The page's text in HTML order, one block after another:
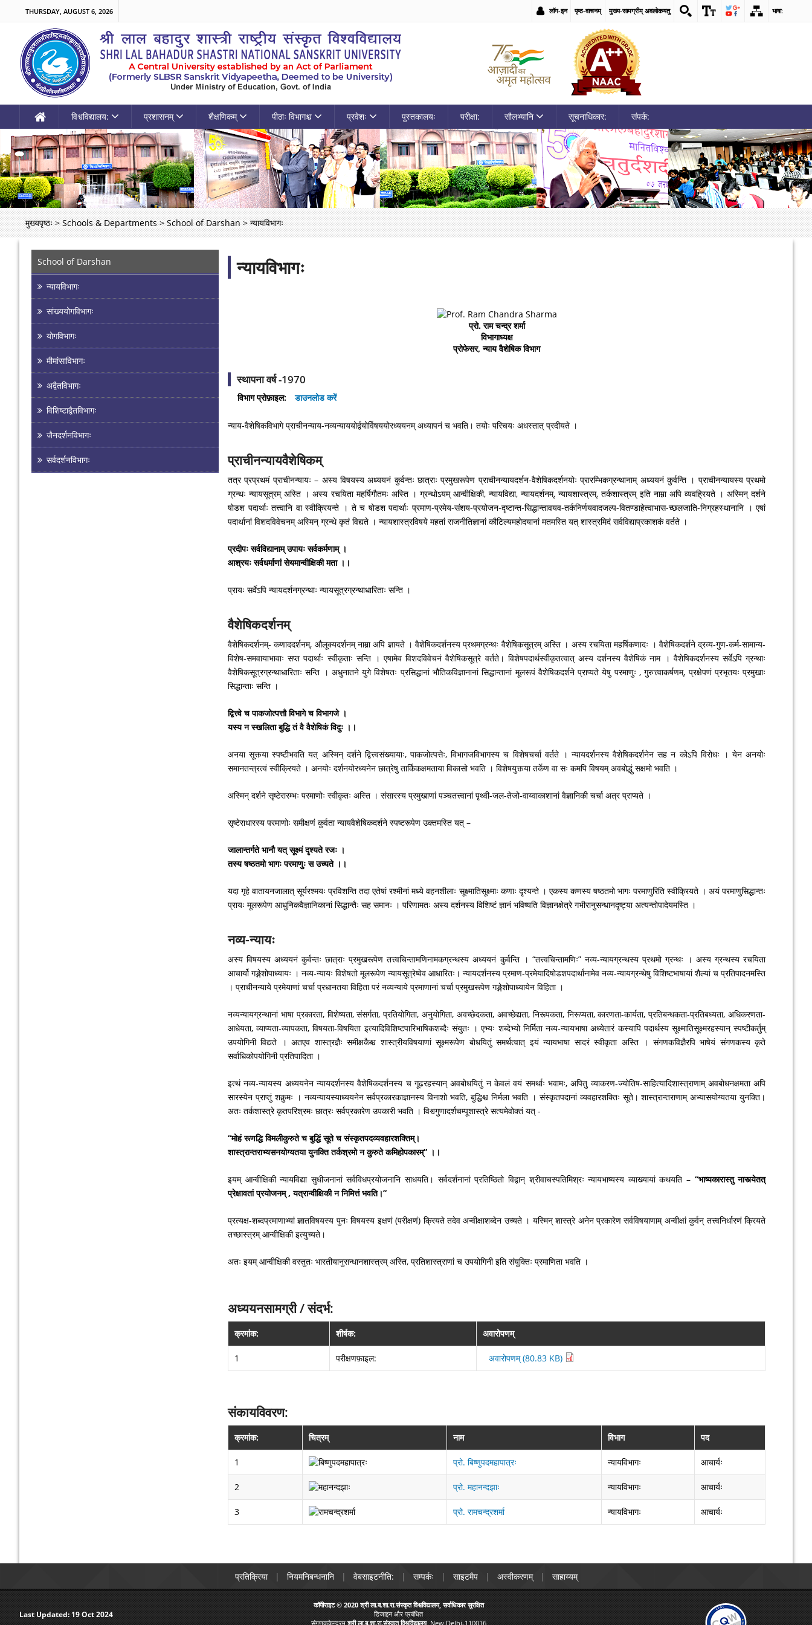
THURSDAY, AUGUST 6, 2026 लॉग-इन पृष्ठ-वाचनम् मुख्य-सामग्रीम् अवलोकयतु भाषा:
विश्वविद्यालय: प्रशासनम् शैक्षणिकम् पीठाः विभागश्च प्रवेशः पुस्तकालयः परीक्षा: सौलभ्यानि सूचनाधिकार: संपर्क:
मुख्यपृष्ठः > Schools & Departments > School of Darshan > न्यायविभागः
School of Darshan
न्यायविभागः
सांख्ययोगविभागः
योगविभागः
मीमांसाविभागः
अद्वैतविभागः
विशिष्टाद्वैतविभागः
जैनदर्शनविभागः
सर्वदर्शनविभागः
न्यायविभागः
प्रो. राम चन्द्र शर्मा
विभागाध्यक्ष
प्रोफेसर, न्याय वैशेषिक विभाग
स्थापना वर्ष -1970
विभाग प्रोफ़ाइल: डाउनलोड करें
न्याय-वैशेषिकविभागे प्राचीनन्याय-नव्यन्याययोर्द्वयोर्विषययोरध्ययनम् अध्यापनं च भवति। तयोः परिचयः अधस्तात् प्रदीयते ।
प्राचीनन्यायवैशेषिकम्
तत्र प्रप्रथमं प्राचीनन्यायः – अस्य विषयस्य अध्ययनं कुर्वन्तः छात्राः प्रमुखरूपेण प्राचीनन्यायदर्शन-वैशेषिकदर्शनयोः प्रारम्भिकग्रन्थानाम् अध्ययनं कुर्वन्ति । प्राचीनन्यायस्य प्रथमो
ग्रन्थः न्यायसूत्रम् अस्ति । अस्य रचयिता महर्षिगौतमः अस्ति । ग्रन्थोऽयम् आन्वीक्षिकी, न्यायविद्या, न्यायदर्शनम्, न्यायशास्त्रम्, तर्कशास्त्रम् इति नाम्ना अपि व्यवह्रियते । अस्मिन् दर्शने
षोडश पदार्थाः तत्त्वानि वा स्वीक्रियन्ते । ते च षोडश पदार्थाः प्रमाण-प्रमेय-संशय-प्रयोजन-दृष्टान्त-सिद्धान्तावयव-तर्कनिर्णयवादजल्प-वितण्डाहेत्वाभास-च्छलजाति-निग्रहस्थानानि । एषां
पदार्थानां विशदविवेचनम् अस्मिन् ग्रन्थे कृतं विद्यते । न्यायशास्त्रविषये महतां राजनीतिज्ञानां कौटिल्यमहोदयानां मतमस्ति यत् शास्त्रमिदं सर्वविद्याप्रकाशकं वर्तते ।
प्रदीपः सर्वविद्यानाम् उपायः सर्वकर्मणाम् ।
आश्रयः सर्वधर्माणां सेयमान्वीक्षिकी मता ।।
प्रायः सर्वेऽपि न्यायदर्शनग्रन्थाः न्यायसूत्रग्रन्थाधारिताः सन्ति ।
वैशेषिकदर्शनम्
वैशेषिकदर्शनम्- कणाददर्शनम्, औलूक्यदर्शनम् नाम्ना अपि ज्ञायते । वैशेषिकदर्शनस्य प्रथमग्रन्थः वैशेषिकसूत्रम् अस्ति । अस्य रचयिता महर्षिकणादः । वैशेषिकदर्शने द्रव्य-गुण-कर्म-सामान्य-
विशेष-समवायाभावाः सप्त पदार्थाः स्वीकृताः सन्ति । एषामेव विशदविवेचनं वैशेषिकसूत्रे वर्तते। विशेषपदार्थस्वीकृतत्वात् अस्य दर्शनस्य वैशेषिकं नाम । वैशेषिकदर्शनस्य सर्वेऽपि ग्रन्थाः
वैशेषिकसूत्रग्रन्थाधारिताः सन्ति । अधुनातने युगे विशेषतः प्रसिद्धानां भौतिकविज्ञानानां सिद्धान्तानां मूलरूपं वैशेषिकदर्शने प्राप्यते येषु परमाणुः , गुरुत्त्वाकर्षणम्, प्रक्षेपणं प्रभृतयः प्रमुखाः
सिद्धान्ताः सन्ति ।
द्वित्त्वे च पाकजोत्पत्तौ विभागे च विभागजे ।
यस्य न स्खलिता बुद्धि तं वै वैशेषिकं विदुः ।।
अनया सूक्त्या स्पष्टीभवति यत् अस्मिन् दर्शने द्वित्त्वसंख्यायाः, पाकजोत्पत्तेः, विभागजविभागस्य च विशेषचर्चा वर्तते । न्यायदर्शनस्य वैशेषिकदर्शनेन सह न कोऽपि विरोधः । येन अनयोः
समानतन्त्रत्वं स्वीक्रियते । अनयोः दर्शनयोरध्यनेन छात्रेषु तार्किकक्षमताया विकासो भवति । विशेषयुक्त्या तर्केण वा सः कमपि विषयम् अवबोद्धुं सक्षमो भवति ।
अस्मिन् दर्शने सृष्टेरारम्भः परमाणोः स्वीकृतः अस्ति । संसारस्य प्रमुखाणां पञ्चतत्त्वानां पृथ्वी-जल-तेजो-वाय्वाकाशानां वैज्ञानिकी चर्चा अत्र प्राप्यते ।
सृष्टेराधारस्य परमाणोः समीक्षणं कुर्वता न्यायवैशेषिकदर्शने स्पष्टरूपेण उक्तमस्ति यत् –
जालान्तर्गते भानौ यत् सूक्ष्मं दृश्यते रजः ।
तस्य षष्ठतमो भागः परमाणुः स उच्यते ।।
यदा गृहे वातायनजालात् सूर्यरश्मयः प्रविशन्ति तदा एतेषां रश्मीनां मध्ये वहनशीलाः सूक्ष्मातिसूक्ष्माः कणाः दृश्यन्ते । एकस्य कणस्य षष्ठतमो भागः परमाणुरिति स्वीक्रियते । अयं परमाणुसिद्धान्तः
प्रायः मूलरूपेण आधुनिकवैज्ञानिकानां सिद्धान्तैः सह समानः । परिणामतः अस्य दर्शनस्य विशिष्टं ज्ञानं भविष्यति विज्ञानक्षेत्रे गभीरानुसन्धानदृष्ट्या अत्यन्तोपादेयमस्ति ।
नव्य-न्यायः
अस्य विषयस्य अध्ययनं कुर्वन्तः छात्राः प्रमुखरूपेण तत्त्वचिन्तामणिनामकग्रन्थस्य अध्ययनं कुर्वन्ति । “तत्त्वचिन्तामणिः” नव्य-न्यायग्रन्थस्य प्रथमो ग्रन्थः । अस्य ग्रन्थस्य रचयिता
आचार्यो गङ्गेशोपाध्यायः । नव्य-न्यायः विशेषतो मूलरूपेण न्यायसूत्रेष्वेव आधारितः। न्यायदर्शनस्य प्रमाण-प्रमेयादिषोडशपदार्थानामेव नव्य-न्यायग्रन्थेषु विशिष्टभाषायां शैल्यां च प्रतिपादनमस्ति
। प्राचीनन्याये प्रमेयाणां चर्चा प्रधानतया विहिता परं नव्यन्याये प्रमाणानां चर्चा प्रमुखरूपेण गङ्गेशोपाध्यायेन विहिता ।
नव्यन्यायग्रन्थानां भाषा प्रकारता, विशेष्यता, संसर्गता, प्रतियोगिता, अनुयोगिता, अवच्छेदकता, अवच्छेद्यता, निरूपकता, निरूप्यता, कारणता-कार्यता, प्रतिबन्धकता-प्रतिबध्यता, अधिकरणता-
आधेयता, व्याप्यता-व्यापकता, विषयता-विषयिता इत्यादिविशिष्टपारिभाषिकशब्दैः संयुतः । एभ्यः शब्देभ्यो निर्मिता नव्य-न्यायभाषा अध्येतारं कस्यापि पदार्थस्य सूक्ष्मातिसूक्ष्मरहस्यान् स्पष्टीकर्तुम्
उपयोगिनी विद्यते । अतएव शास्त्रज्ञैः समीक्षकैश्च शास्त्रीयविषयाणां सूक्ष्मरूपेण बोधयितुं समर्थत्वात् इयं न्यायभाषा सादरं स्वीकृता अस्ति । संगणकविज्ञैरपि भाषेयं संगणकस्य कृते
सर्वाधिकोपयोगिनी प्रतिपादिता ।
इत्थं नव्य-न्यायस्य अध्ययनेन न्यायदर्शनस्य वैशेषिकदर्शनस्य च गूढरहस्यान् अवबोधयितुं न केवलं वयं समर्थाः भवामः, अपितु व्याकरण-ज्योतिष-साहित्यादिशास्त्राणाम् अवबोधनक्षमता अपि
सारस्येन प्राप्तुं शक्नुमः । नव्यन्यायस्याध्ययनेन सर्वप्रकारकाज्ञानस्य विनाशो भवति, बुद्धिश्च निर्मला भवति । संस्कृतपदानां व्यवहारशक्तिः सूते। शास्त्रान्तराणाम् अभ्यासयोग्यतया युनक्ति।
अतः तर्कशास्त्रे कृतपरिश्रमः छात्रः सर्वप्रकारेण उपकारी भवति । विश्वगुणादर्शचम्पूशास्त्रे सत्यमेवोक्तं यत् -
“मोहं रूणद्धि विमलीकुरुते च बुद्धिं सूते च संस्कृतपदव्यवहारशक्तिम्।
शास्त्रान्तराभ्यसनयोग्यतया युनक्ति तर्कश्रमो न कुरुते कमिहोपकारम्” ।।
इयम् आन्वीक्षिकी न्यायविद्या सुधीजनानां सर्वविधप्रयोजनानि साधयति। सर्वदर्शनानां प्रतिष्ठितो विद्वान् श्रीवाचस्पतिमिश्रः न्यायभाष्यस्य व्याख्यायां कथयति – “भाष्यकारास्तु नास्त्येतत्
प्रेक्षावतां प्रयोजनम् , यत्रान्वीक्षिकी न निमित्तं भवति।”
प्रत्यक्ष-शब्दप्रमाणाभ्यां ज्ञातविषयस्य पुनः विषयस्य इक्षणं (परीक्षणं) क्रियते तदेव अन्वीक्षाशब्देन उच्यते । यस्मिन् शास्त्रे अनेन प्रकारेण सर्वविषयाणाम् अन्वीक्षां कुर्वन् तत्त्वनिर्धारणं क्रियते
तच्छास्त्रम् आन्वीक्षिकी इत्युच्यते।
अतः इयम् आन्वीक्षिकी वस्तुतः भारतीयानुसन्धानशास्त्रम् अस्ति, प्रतिशास्त्राणां च उपयोगिनी इति संयुक्तिः प्रमाणिता भवति ।
अध्ययनसामग्री / संदर्भ:
क्रमांक: शीर्षक: अवारोपणम्
1 परीक्षणफ़ाइल: अवारोपणम् (80.83 KB)
संकायविवरण:
क्रमांक: चित्रम् नाम विभाग पद
1 प्रो. बिष्णुपदमहापात्रः न्यायविभागः आचार्यः
2 प्रो. महानन्दझाः न्यायविभागः आचार्यः
3 प्रो. रामचन्द्रशर्मा न्यायविभागः आचार्यः
प्रतिक्रिया नियमनिबन्धनानि वेबसाइटनीति: सम्पर्कः साइटमैप अस्वीकरणम् साहाय्यम्
कॉपीराइट © 2020 श्री ला.ब.शा.रा.संस्कृत विश्वविद्यालय, सर्वाधिकार सुरक्षित
डिजाइन और प्रबंधित
Last Updated:19 Oct 2024